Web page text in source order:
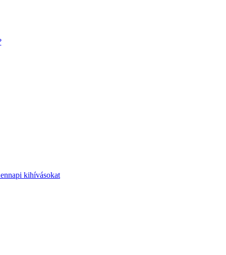
kihívásokat